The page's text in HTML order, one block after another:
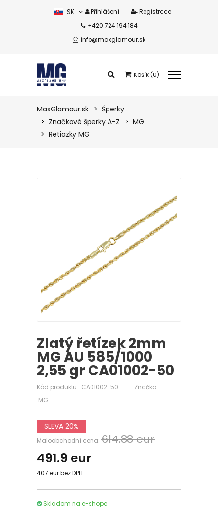
+420 724 194 184
info@maxglamour.sk
SK Přihlášení Registrace
Košík (0)
Zobrazit košík
MaxGlamour.sk
Šperky
Značkové šperky A-Z
MG
Retiazky MG
Zlatý řetízek 2mm
MG AU 585/1000
2,55 gr CA01002-50
Kód produktu: CA01002-50
Značka:
MG
SLEVA 20%
Maloobchodní cena: 614.88 eur
491.9 eur
407 eur bez DPH
Skladom na e-shope